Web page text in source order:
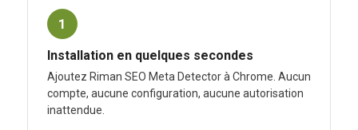
1
Installation en quelques secondes
Ajoutez Riman SEO Meta Detector à Chrome. Aucun
compte, aucune configuration, aucune autorisation
inattendue.